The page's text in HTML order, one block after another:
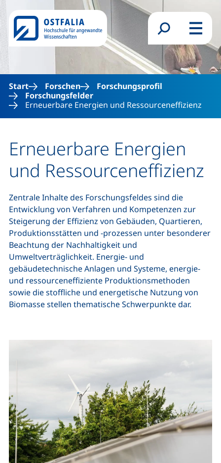
Direkt zum Inhalt
Suchformular
Menü
Start Forschen
Forschungsprofil
Forschungsfelder
Erneuerbare Energien und Ressourceneffizienz
Erneuerbare Energien
und Ressourceneffizienz
Zentrale Inhalte des Forschungsfeldes sind die
Entwicklung von Verfahren und Kompetenzen zur
Steigerung der Effizienz von Gebäuden, Quartieren,
Produktionsstätten und -prozessen unter besonderer
Beachtung der Nachhaltigkeit und
Umweltverträglichkeit. Energie‐ und
gebäudetechnische Anlagen und Systeme, energie-
und ressourceneffiziente Produktionsmethoden
sowie die stoffliche und energetische Nutzung von
Biomasse stellen thematische Schwerpunkte dar.